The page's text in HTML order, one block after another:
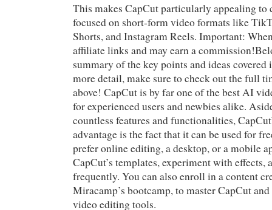
This makes CapCut particularly appealing to
focused on short-form video formats like
Shorts, and Instagram Reels. Important:
affiliate links and may earn a
summary of the key points and ideas covered
more detail, make sure to check out the full
above! CapCut is by far one of the best AI
for experienced users and newbies alike.
countless features and functionalities,
advantage is the fact that it can be used for
prefer online editing, a desktop, or a mobile
CapCut’s templates, experiment with effects,
frequently. You can also enroll in a content
Miracamp’s bootcamp, to master CapCut
video editing tools.